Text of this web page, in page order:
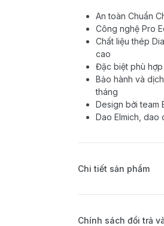
An toàn Chuẩn
Công nghệ Pro
Chất liệu thép
cao
Đặc biệt phù
Bảo hành và
tháng
Design bởi team
Dao Elmich, dao
Chi tiết sản phẩm
Chính sách đổi trả